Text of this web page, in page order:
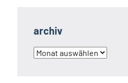
archiv
archiv